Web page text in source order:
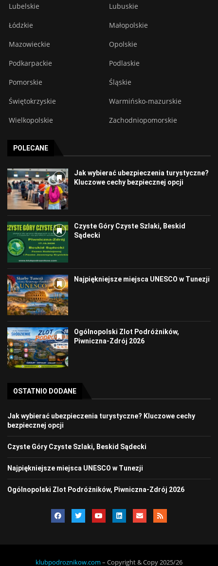
Lubelskie Lubuskie
Łódzkie Małopolskie
Mazowieckie Opolskie
Podkarpackie Podlaskie
Pomorskie Śląskie
Świętokrzyskie Warmińsko-mazurskie
Wielkopolskie Zachodniopomorskie
POLECANE
Jak wybierać ubezpieczenia turystyczne?
Kluczowe cechy bezpiecznej opcji
Czyste Góry Czyste Szlaki, Beskid
Sądecki
Najpiękniejsze miejsca UNESCO w Tunezji
Ogólnopolski Zlot Podróżników,
Piwniczna-Zdrój 2026
OSTATNIO DODANE
Jak wybierać ubezpieczenia turystyczne? Kluczowe cechy
bezpiecznej opcji
Czyste Góry Czyste Szlaki, Beskid Sądecki
Najpiękniejsze miejsca UNESCO w Tunezji
Ogólnopolski Zlot Podróżników, Piwniczna-Zdrój 2026
klubpodroznikow.com – Copyright & Copy 2025/26